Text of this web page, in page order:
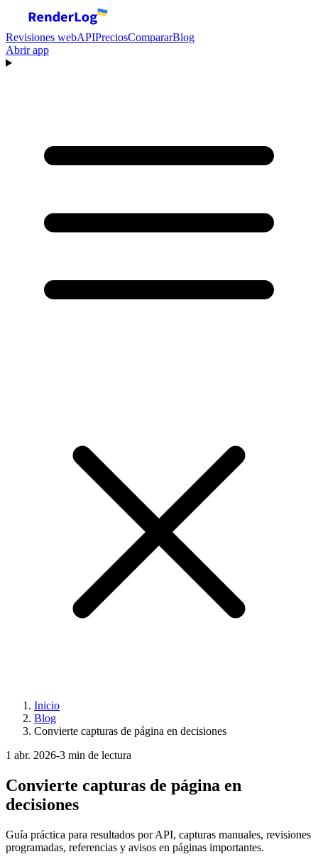
Revisiones webAPIPreciosCompararBlog
Abrir app
Inicio
Blog
Convierte capturas de página en decisiones
1 abr. 2026-3 min de lectura
Convierte capturas de página en
decisiones
Guía práctica para resultados por API, capturas manuales, revisiones
programadas, referencias y avisos en páginas importantes.